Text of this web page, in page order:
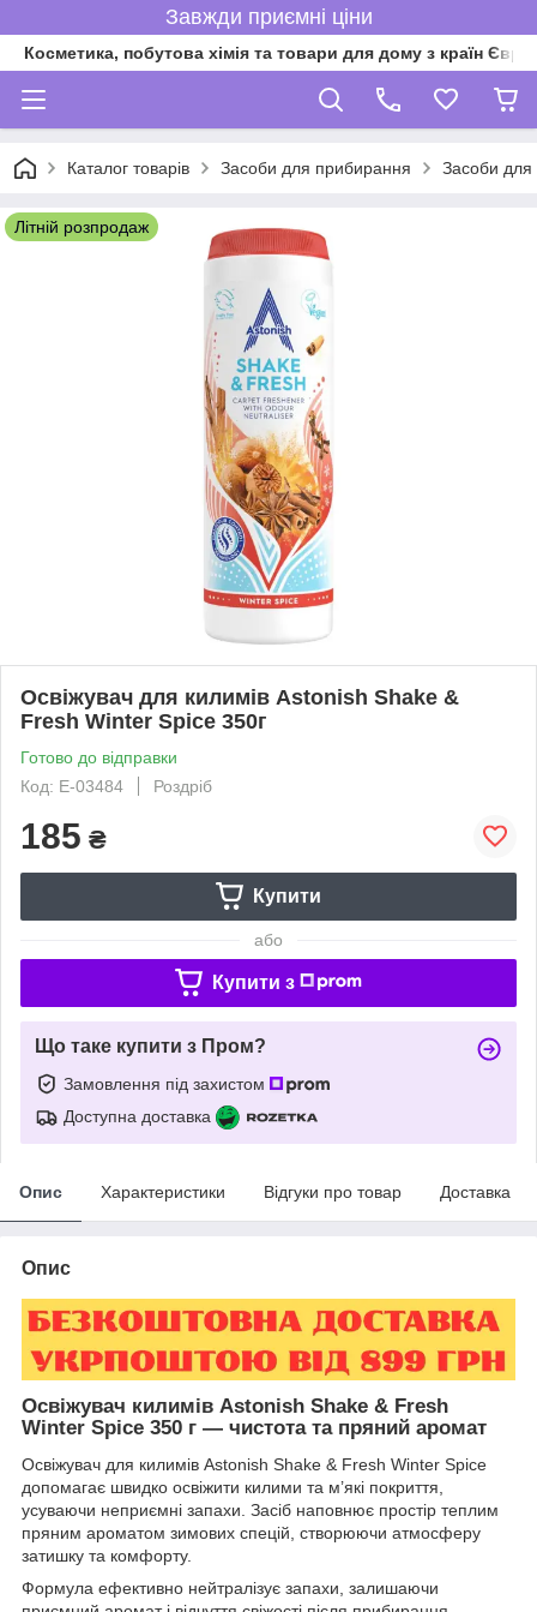
Завжди приємні ціни
Косметика, побутова хімія та товари для дому з країн
Каталог товарів Засоби для прибирання Засоби для
Літній розпродаж
Освіжувач для килимів Astonish Shake &
Fresh Winter Spice 350г
Готово до відправки
Код: Е-03484
Роздріб
185 ₴
Купити
або
Купити з
Що таке купити з Пром?
Замовлення під захистом
Доступна доставка
Опис Характеристики Відгуки про товар Доставка
Опис
Освіжувач килимів Astonish Shake & Fresh
Winter Spice 350 г — чистота та пряний аромат
Освіжувач для килимів Astonish Shake & Fresh Winter Spice
допомагає швидко освіжити килими та м’які покриття,
усуваючи неприємні запахи. Засіб наповнює простір теплим
пряним ароматом зимових спецій, створюючи атмосферу
затишку та комфорту.
Формула ефективно нейтралізує запахи, залишаючи